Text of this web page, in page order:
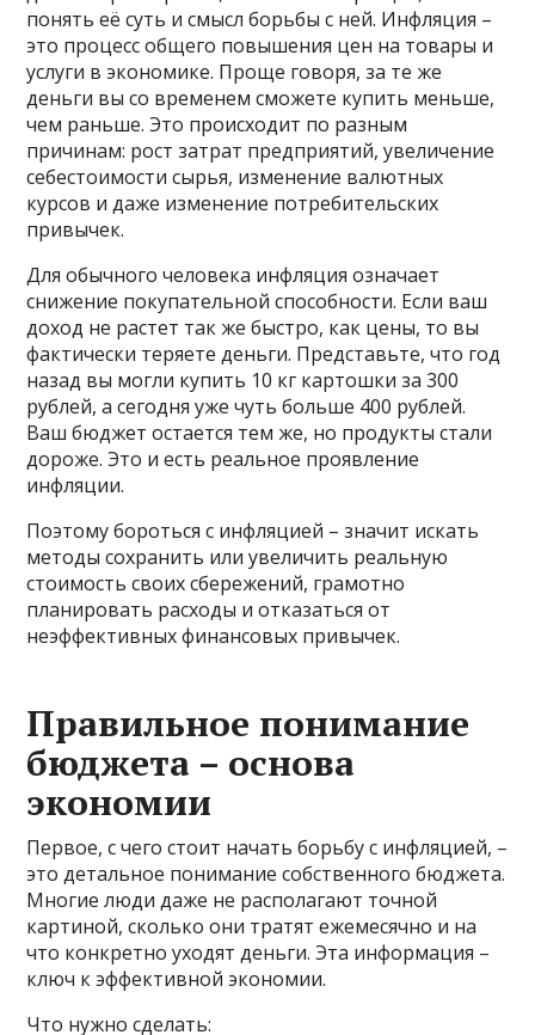
понять её суть и смысл борьбы с ней. Инфляция –
это процесс общего повышения цен на товары и
услуги в экономике. Проще говоря, за те же
деньги вы со временем сможете купить меньше,
чем раньше. Это происходит по разным
причинам: рост затрат предприятий, увеличение
себестоимости сырья, изменение валютных
курсов и даже изменение потребительских
привычек.
Для обычного человека инфляция означает
снижение покупательной способности. Если ваш
доход не растет так же быстро, как цены, то вы
фактически теряете деньги. Представьте, что год
назад вы могли купить 10 кг картошки за 300
рублей, а сегодня уже чуть больше 400 рублей.
Ваш бюджет остается тем же, но продукты стали
дороже. Это и есть реальное проявление
инфляции.
Поэтому бороться с инфляцией – значит искать
методы сохранить или увеличить реальную
стоимость своих сбережений, грамотно
планировать расходы и отказаться от
неэффективных финансовых привычек.
Правильное понимание
бюджета – основа
экономии
Первое, с чего стоит начать борьбу с инфляцией, –
это детальное понимание собственного бюджета.
Многие люди даже не располагают точной
картиной, сколько они тратят ежемесячно и на
что конкретно уходят деньги. Эта информация –
ключ к эффективной экономии.
Что нужно сделать: